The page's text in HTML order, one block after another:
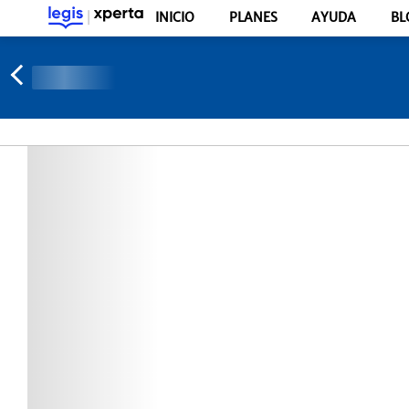
INICIO PLANES AYUDA